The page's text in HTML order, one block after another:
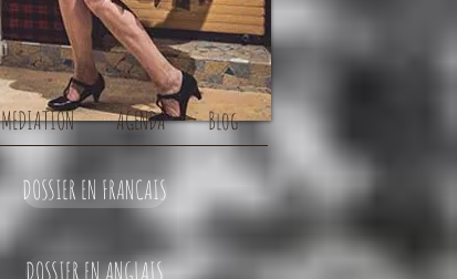
MEDIATION AGENDA Blog
DOSSIER EN FRANCAIS
DOSSIER EN ANGLAIS